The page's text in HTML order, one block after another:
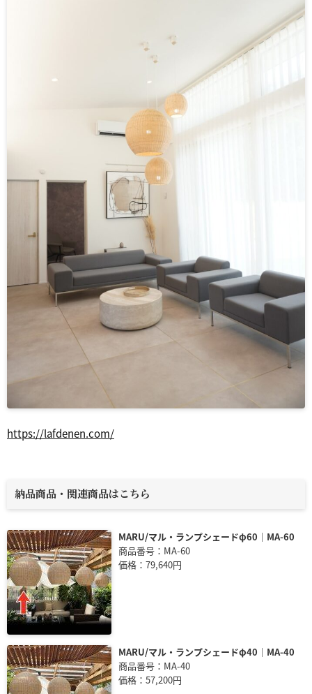
https://lafdenen.com/
納品商品・関連商品はこちら
MARU/マル・ランプシェードφ60｜MA-60
商品番号：MA-60
価格：79,640円
MARU/マル・ランプシェードφ40｜MA-40
商品番号：MA-40
価格：57,200円